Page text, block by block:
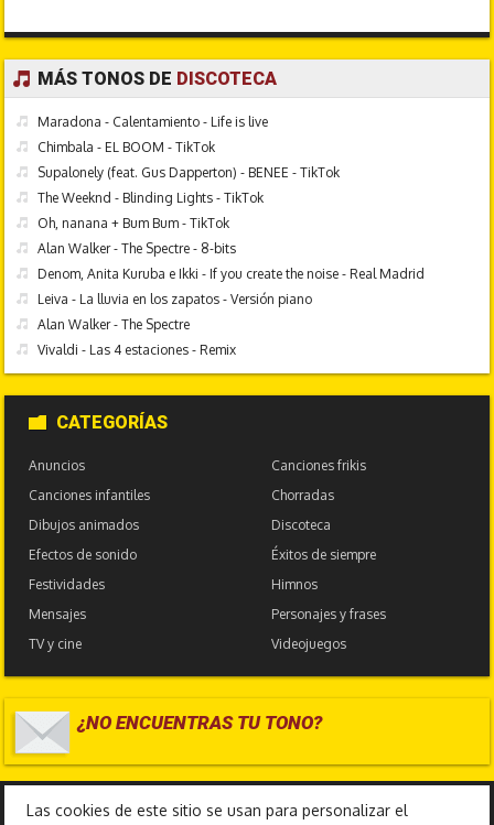
MÁS TONOS DE DISCOTECA
Maradona - Calentamiento - Life is live
Chimbala - EL BOOM - TikTok
Supalonely (feat. Gus Dapperton) - BENEE - TikTok
The Weeknd - Blinding Lights - TikTok
Oh, nanana + Bum Bum - TikTok
Alan Walker - The Spectre - 8-bits
Denom, Anita Kuruba e Ikki - If you create the noise - Real Madrid
Leiva - La lluvia en los zapatos - Versión piano
Alan Walker - The Spectre
Vivaldi - Las 4 estaciones - Remix
CATEGORÍAS
Anuncios
Canciones frikis
Canciones infantiles
Chorradas
Dibujos animados
Discoteca
Efectos de sonido
Éxitos de siempre
Festividades
Himnos
Mensajes
Personajes y frases
TV y cine
Videojuegos
¿NO ENCUENTRAS TU TONO?
Las cookies de este sitio se usan para personalizar el